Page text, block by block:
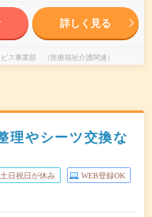
詳しく見る
ス事業部 （医療福祉介護関連）
理やシーツ交換な
土日祝日が休み WEB登録OK